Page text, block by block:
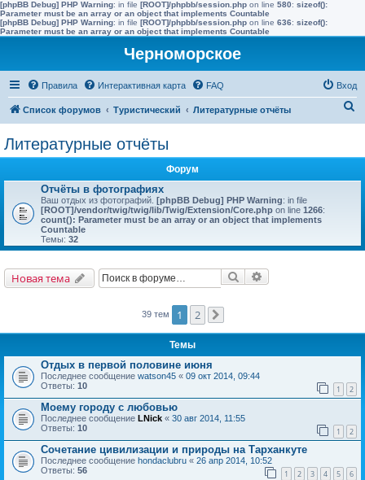
[phpBB Debug] PHP Warning: in file [ROOT]/phpbb/session.php on line 580: sizeof():
Parameter must be an array or an object that implements Countable
[phpBB Debug] PHP Warning: in file [ROOT]/phpbb/session.php on line 636: sizeof():
Parameter must be an array or an object that implements Countable
Черноморское
Правила Интерактивная карта FAQ Вход
Список форумов Туристический Литературные отчёты
Литературные отчёты
Форум
Отчёты в фотографиях
Ваш отдых из фотографий. [phpBB Debug] PHP Warning: in file
[ROOT]/vendor/twig/twig/lib/Twig/Extension/Core.php on line 1266:
count(): Parameter must be an array or an object that implements
Countable
Темы: 32
Новая тема Поиск
39 тем 1 2
Темы
Отдых в первой половине июня
Последнее сообщение watson45 « 09 окт 2014, 09:44
Ответы: 10 1 2
Моему городу с любовью
Последнее сообщение LNick « 30 авг 2014, 11:55
Ответы: 10 1 2
Сочетание цивилизации и природы на Тарханкуте
Последнее сообщение hondaclubru « 26 апр 2014, 10:52
Ответы: 56 1 2 3 4 5 6